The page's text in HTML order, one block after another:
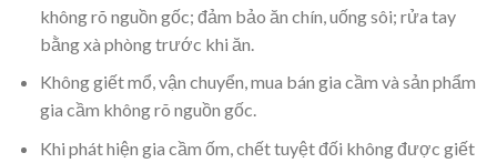
không rõ nguồn gốc; đảm bảo ăn chín, uống sôi; rửa tay
bằng xà phòng trước khi ăn.
Không giết mổ, vận chuyển, mua bán gia cầm và sản phẩm
gia cầm không rõ nguồn gốc.
Khi phát hiện gia cầm ốm, chết tuyệt đối không được giết